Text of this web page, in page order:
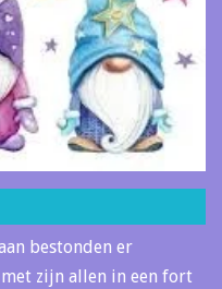
bestonden er
zijn allen in een fort